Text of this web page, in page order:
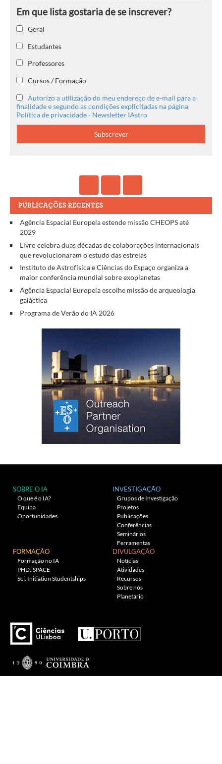
Geral
Estudantes
Professores
Cursos / Formação
Autorizo a utilização do meu endereço de e-mail para a
finalidade e segundo as condições explicitadas na página
Política de privacidade - Newsletter IAstro
PUBLICAÇÕES RECENTES
Agência Espacial Europeia estende missão CHEOPS até
2029
Livro celebra duas décadas de colaborações internacionais
que revolucionaram o estudo das estrelas
Instituto de Astrofísica e Ciências do Espaço organiza a
maior conferência mundial sobre exoplanetas
Agência Espacial Europeia escolhe missão de arqueologia
galáctica
Programa de Verão do IA 2026
SOBRE O IA
O que é o IA?
Equipa
Oportunidades
INVESTIGAÇÃO
Grupos de Investigação
Projetos
Publicações
Conferências
Seminários
Ferramentas
FORMAÇÃO
Formação no IA
PHD::SPACE
Sci. Initiation Studentships
DIVULGAÇÃO
Notícias
Atividades
Recursos
Sobre nós
Planetário